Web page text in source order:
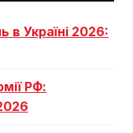
в Україні 2026:
РФ: